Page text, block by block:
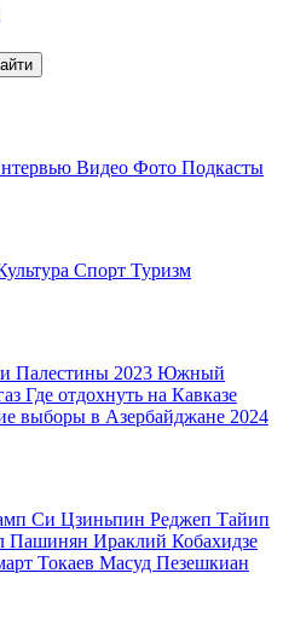
Видео Фото Подкасты
Спорт Туризм
Палестины 2023 Южный
Где отдохнуть на Кавказе
выборы в Азербайджане 2024
Си Цзиньпин Реджеп Тайип
Пашинян Ираклий Кобахидзе
Токаев Масуд Пезешкиан